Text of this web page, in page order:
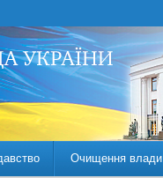
Очищення влади